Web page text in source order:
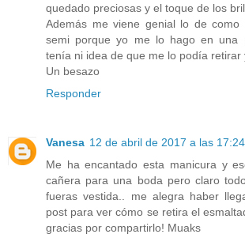
quedado preciosas y el toque de los
Además me viene genial lo de como
semi porque yo me lo hago en una
tenía ni idea de que me lo podía retirar
Un besazo
Responder
Vanesa 12 de abril de 2017 a las 17:24
Me ha encantado esta manicura y
cañera para una boda pero claro
fueras vestida.. me alegra haber
post para ver cómo se retira el
gracias por compartirlo! Muaks